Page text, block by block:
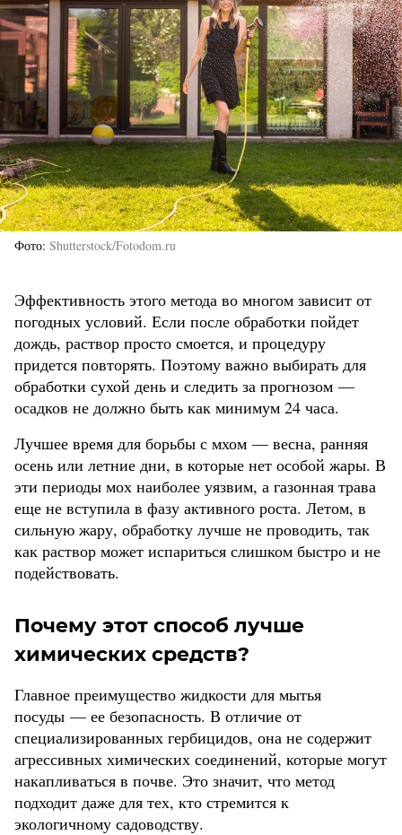
Фото Shutterstock/Fotodom.ru
Эффективность этого метода во многом зависит от
погодных условий. Если после обработки пойдет
дождь, раствор просто смоется, и процедуру
придется повторять. Поэтому важно выбирать для
обработки сухой день и следить за прогнозом —
осадков не должно быть как минимум 24 часа.
Лучшее время для борьбы с мхом — весна, ранняя
осень или летние дни, в которые нет особой жары. В
эти периоды мох наиболее уязвим, а газонная трава
еще не вступила в фазу активного роста. Летом, в
сильную жару, обработку лучше не проводить, так
как раствор может испариться слишком быстро и не
подействовать.
Почему этот способ лучше
химических средств?
Главное преимущество жидкости для мытья
посуды — ее безопасность. В отличие от
специализированных гербицидов, она не содержит
агрессивных химических соединений, которые могут
накапливаться в почве. Это значит, что метод
подходит даже для тех, кто стремится к
экологичному садоводству.